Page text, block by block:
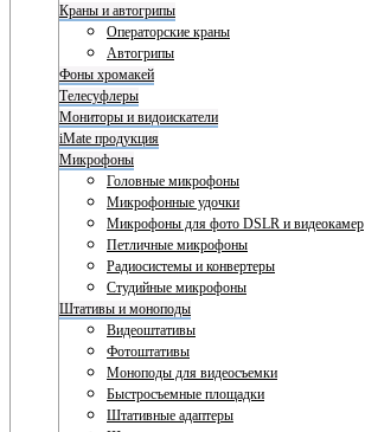
Краны и автогрипы
Операторские краны
Автогрипы
Фоны хромакей
Телесуфлеры
Мониторы и видоискатели
iMate продукция
Микрофоны
Головные микрофоны
Микрофонные удочки
Микрофоны для фото DSLR и видеокамер
Петличные микрофоны
Радиосистемы и конвертеры
Студийные микрофоны
Штативы и моноподы
Видеоштативы
Фотоштативы
Моноподы для видеосъемки
Быстросъемные площадки
Штативные адаптеры